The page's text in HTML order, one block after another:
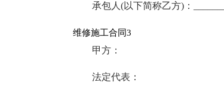
承包人(以下简称乙方)：
维修施工合同3
甲方：
法定代表：